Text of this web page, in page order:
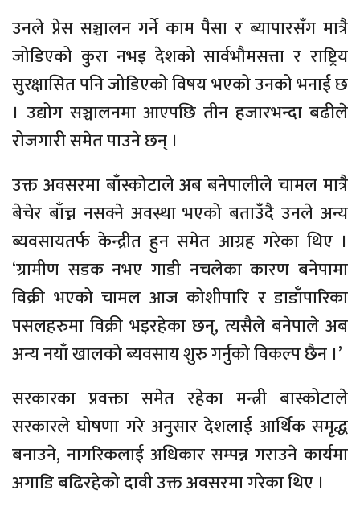
उनले प्रेस सञ्चालन गर्ने काम पैसा र ब्यापारसँग मात्रै
जोडिएको कुरा नभइ देशको सार्वभौमसत्ता र राष्ट्रिय
सुरक्षासित पनि जोडिएको विषय भएको उनको भनाई छ
। उद्योग सञ्चालनमा आएपछि तीन हजारभन्दा बढीले
रोजगारी समेत पाउने छन् ।
उक्त अवसरमा बाँस्कोटाले अब बनेपालीले चामल मात्रै
बेचेर बाँच्न नसक्ने अवस्था भएको बताउँदै उनले अन्य
ब्यवसायतर्फ केन्द्रीत हुन समेत आग्रह गरेका थिए ।
‘ग्रामीण सडक नभए गाडी नचलेका कारण बनेपामा
विक्री भएको चामल आज कोशीपारि र डाडाँपारिका
पसलहरुमा विक्री भइरहेका छन्, त्यसैले बनेपाले अब
अन्य नयाँ खालको ब्यवसाय शुरु गर्नुको विकल्प छैन ।’
सरकारका प्रवक्ता समेत रहेका मन्त्री बास्कोटाले
सरकारले घोषणा गरे अनुसार देशलाई आर्थिक समृद्ध
बनाउने, नागरिकलाई अधिकार सम्पन्न गराउने कार्यमा
अगाडि बढिरहेको दावी उक्त अवसरमा गरेका थिए ।